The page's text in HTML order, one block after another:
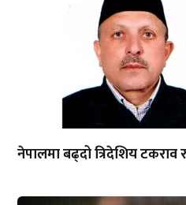
नेपालमा बढ्दो त्रिदेशिय टकराव